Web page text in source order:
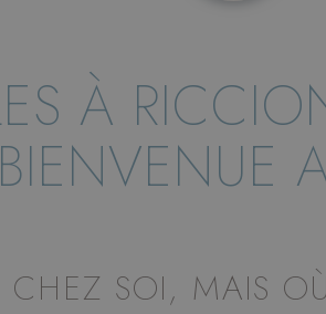
À
BIENVENUE
SOI, MAIS